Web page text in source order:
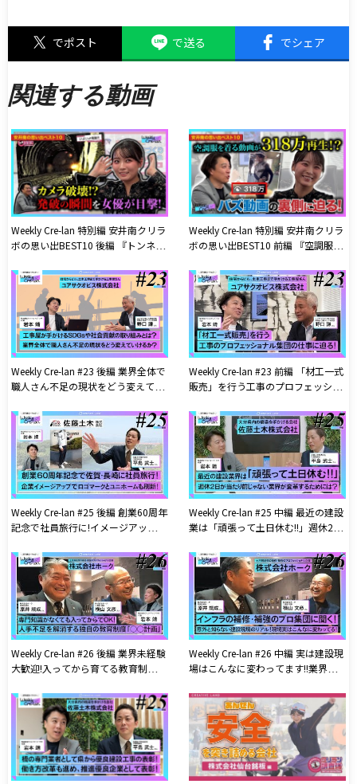
でポスト で送る でシェア
関連する動画
Weekly Cre-lan 特別編 安井南クリラ
ボの思い出BEST10 後編 『トンネル
台犠牲にした貴重映像を見逃すな!』
【安井南】
Weekly Cre-lan 特別編 安井南クリラ
ボの思い出BEST10 前編 『空調服を
ズ動画の裏側に迫る!』【安井南】
Weekly Cre-lan #23 後編 業界全体で
職人さん不足の現状をどう変えてい
Weekly Cre-lan #23 前編 「材工一式
販売」を行う工事のプロフェッショ
Weekly Cre-lan #25 後編 創業60周年
記念で社員旅行に!イメージアップに
トし続ける建設会社!! 佐藤土木株式
Weekly Cre-lan #25 中編 最近の建設
業は「頑張って土日休む!!」週休2日
するためには？ 佐藤土木株式会社
Weekly Cre-lan #26 後編 業界未経験
大歓迎!入ってから育てる教育制度を
社ホーク
Weekly Cre-lan #26 中編 実は建設現
場はこんなに変わってます!!業界外
株式会社ホーク